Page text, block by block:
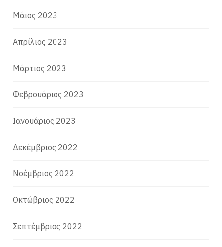
Μάιος 2023
Απρίλιος 2023
Μάρτιος 2023
Φεβρουάριος 2023
Ιανουάριος 2023
Δεκέμβριος 2022
Νοέμβριος 2022
Οκτώβριος 2022
Σεπτέμβριος 2022